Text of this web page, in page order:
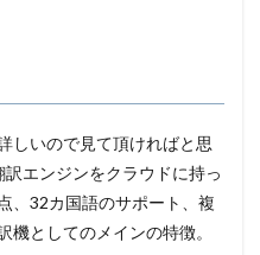
しいので見て頂ければと思
エンジンをクラウドに持っ
、32カ国語のサポート、複
としてのメインの特徴。